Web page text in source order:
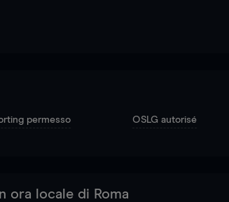
permesso OSLG autorisé
ora locale di Roma